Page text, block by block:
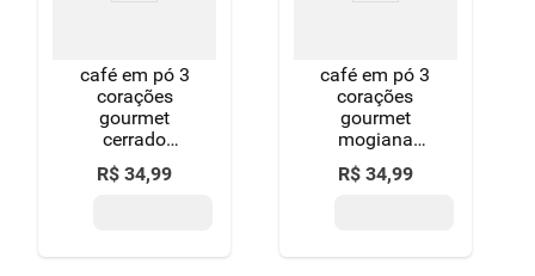
café em pó 3
corações
gourmet
cerrado
mineiro 250g
R$ 34,99
café em pó 3
corações
gourmet
mogiana
paulista 250g
R$ 34,99